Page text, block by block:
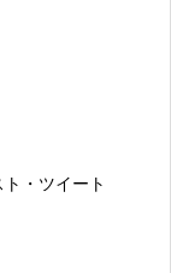
・ツイート